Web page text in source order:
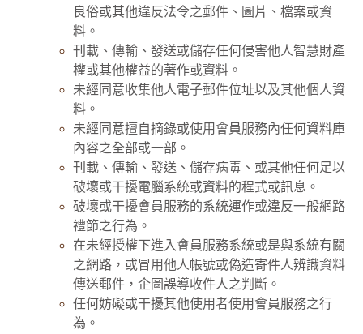
良俗或其他違反法令之郵件、圖片、檔案或資
料。
刊載、傳輸、發送或儲存任何侵害他人智慧財產
權或其他權益的著作或資料。
未經同意收集他人電子郵件位址以及其他個人資
料。
未經同意擅自摘錄或使用會員服務內任何資料庫
內容之全部或一部。
刊載、傳輸、發送、儲存病毒、或其他任何足以
破壞或干擾電腦系統或資料的程式或訊息。
破壞或干擾會員服務的系統運作或違反一般網路
禮節之行為。
在未經授權下進入會員服務系統或是與系統有關
之網路，或冒用他人帳號或偽造寄件人辨識資料
傳送郵件，企圖誤導收件人之判斷。
任何妨礙或干擾其他使用者使用會員服務之行
為。